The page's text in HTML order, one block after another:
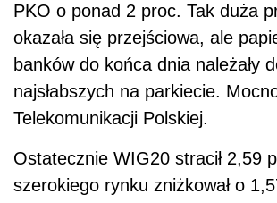
PKO o ponad 2 proc. Tak duża
okazała się przejściowa, ale
banków do końca dnia należały
najsłabszych na parkiecie.
Telekomunikacji Polskiej.
Ostatecznie WIG20 stracił 2,59
szerokiego rynku zniżkował o